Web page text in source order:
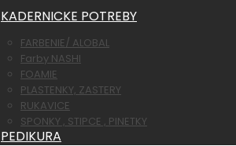
KADERNICKE POTREBY
FARBENIE/ ALOBAL
Farby NASHI
FOAMIE
PLASTENKY, ZASTERY
RUKAVICE
SPONKY , STIPCE , PINETKY
PEDIKURA